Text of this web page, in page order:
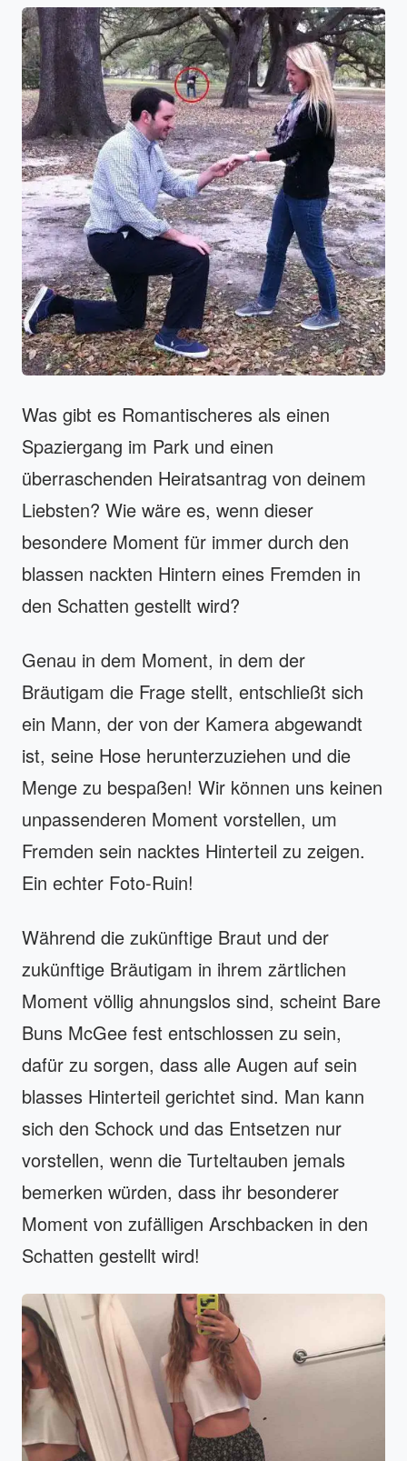
Was gibt es Romantischeres als einen
Spaziergang im Park und einen
überraschenden Heiratsantrag von deinem
Liebsten? Wie wäre es, wenn dieser
besondere Moment für immer durch den
blassen nackten Hintern eines Fremden in
den Schatten gestellt wird?
Genau in dem Moment, in dem der
Bräutigam die Frage stellt, entschließt sich
ein Mann, der von der Kamera abgewandt
ist, seine Hose herunterzuziehen und die
Menge zu bespaßen! Wir können uns keinen
unpassenderen Moment vorstellen, um
Fremden sein nacktes Hinterteil zu zeigen.
Ein echter Foto-Ruin!
Während die zukünftige Braut und der
zukünftige Bräutigam in ihrem zärtlichen
Moment völlig ahnungslos sind, scheint Bare
Buns McGee fest entschlossen zu sein,
dafür zu sorgen, dass alle Augen auf sein
blasses Hinterteil gerichtet sind. Man kann
sich den Schock und das Entsetzen nur
vorstellen, wenn die Turteltauben jemals
bemerken würden, dass ihr besonderer
Moment von zufälligen Arschbacken in den
Schatten gestellt wird!